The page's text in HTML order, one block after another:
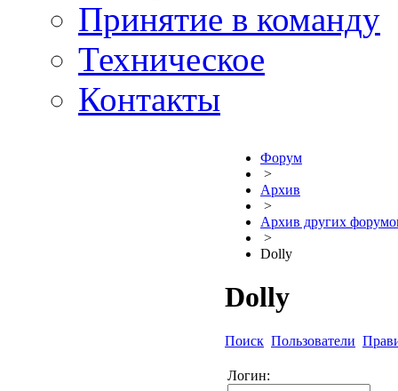
Принятие в команду
Техническое
Контакты
Форум
>
Архив
>
Архив других
>
Dolly
Dolly
Поиск Пользователи
Логин: